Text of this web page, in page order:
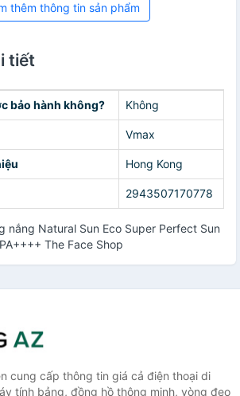
thêm thông tin sản phẩm
tiết
bảo hành không? Không
Vmax
Hong Kong
2943507170778
nắng Natural Sun Eco Super Perfect Sun
The Face Shop
cung cấp thông tin giá cả điện thoại di
tính bảng, đồng hồ thông minh, vòng đeo